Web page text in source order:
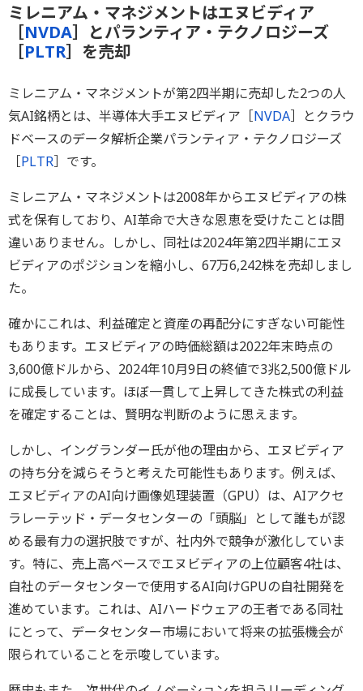
ミレニアム・マネジメントはエヌビディア
［NVDA］とパランティア・テクノロジーズ
［PLTR］を売却
ミレニアム・マネジメントが第2四半期に売却した2つの人
気AI銘柄とは、半導体大手エヌビディア［NVDA］とクラウ
ドベースのデータ解析企業パランティア・テクノロジーズ
［PLTR］です。
ミレニアム・マネジメントは2008年からエヌビディアの株
式を保有しており、AI革命で大きな恩恵を受けたことは間
違いありません。しかし、同社は2024年第2四半期にエヌ
ビディアのポジションを縮小し、67万6,242株を売却しまし
た。
確かにこれは、利益確定と資産の再配分にすぎない可能性
もあります。エヌビディアの時価総額は2022年末時点の
3,600億ドルから、2024年10月9日の終値で3兆2,500億ドル
に成長しています。ほぼ一貫して上昇してきた株式の利益
を確定することは、賢明な判断のように思えます。
しかし、イングランダー氏が他の理由から、エヌビディア
の持ち分を減らそうと考えた可能性もあります。例えば、
エヌビディアのAI向け画像処理装置（GPU）は、AIアクセ
ラレーテッド・データセンターの「頭脳」として誰もが認
める最有力の選択肢ですが、社内外で競争が激化していま
す。特に、売上高ベースでエヌビディアの上位顧客4社は、
自社のデータセンターで使用するAI向けGPUの自社開発を
進めています。これは、AIハードウェアの王者である同社
にとって、データセンター市場において将来の拡張機会が
限られていることを示唆しています。